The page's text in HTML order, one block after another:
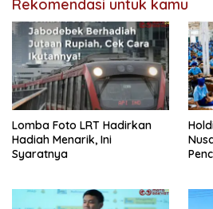
Rekomendasi untuk kamu
Lomba Foto LRT Hadirkan
Hadiah Menarik, Ini
Syaratnya